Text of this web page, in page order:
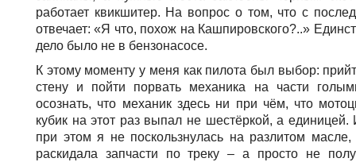
работает квикшитер. На вопрос о том, что с
отвечает: «Я что, похож на Кашпировского?..»
дело было не в бензонасосе.
К этому моменту у меня как пилота был выбор:
стену и пойти порвать механика на части
осознать, что механик здесь ни при чём, что
кубик на этот раз выпал не шестёркой, а
при этом я не поскользнулась на разлитом
раскидала запчасти по треку – а просто не